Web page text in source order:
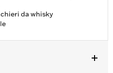
da whisky